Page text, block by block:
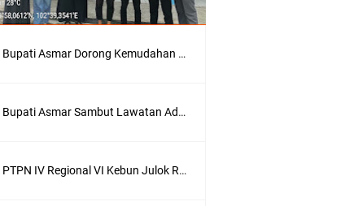
ke
Bupati Asmar Dorong Kemudahan Layanan Pensiun ASN melalui Sinergi dengan BRK Syariah
Bupati Asmar Sambut Lawatan Adat Melaka, Perkuat Ikatan Serumpun Indonesia–Malaysia di Kepulauan Meranti
PTPN IV Regional VI Kebun Julok Rayeuk Utara Serahkan Bantuan Mesin Genset untuk Dayah Darul Fata